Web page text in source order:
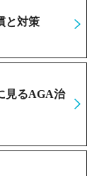
と対策
見るAGA治